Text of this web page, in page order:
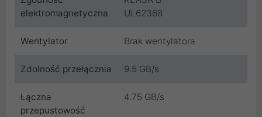
elektromagnetyczna
UL62368
Wentylator Brak wentylatora
Zdolność przełącznia 9.5 GB/s
Łączna
przepustowość
4.75 GB/s